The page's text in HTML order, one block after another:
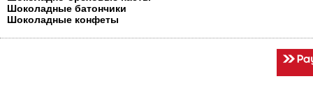
Шоколадные батончики
Шоколадные конфеты